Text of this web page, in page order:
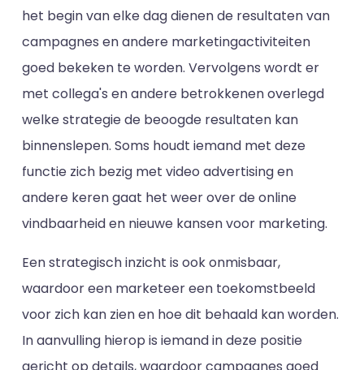
het begin van elke dag dienen de resultaten van
campagnes en andere marketingactiviteiten
goed bekeken te worden. Vervolgens wordt er
met collega's en andere betrokkenen overlegd
welke strategie de beoogde resultaten kan
binnenslepen. Soms houdt iemand met deze
functie zich bezig met video advertising en
andere keren gaat het weer over de online
vindbaarheid en nieuwe kansen voor marketing.
Een strategisch inzicht is ook onmisbaar,
waardoor een marketeer een toekomstbeeld
voor zich kan zien en hoe dit behaald kan worden.
In aanvulling hierop is iemand in deze positie
gericht op details, waardoor campagnes goed